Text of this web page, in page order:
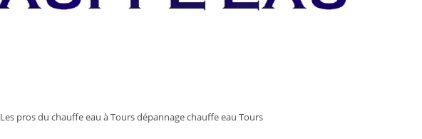
Les pros du chauffe eau à Tours dépannage chauffe eau Tours